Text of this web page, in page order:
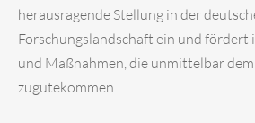
herausragende Stellung in der
Forschungslandschaft ein und
und Maßnahmen, die unmittelbar
zugutekommen.